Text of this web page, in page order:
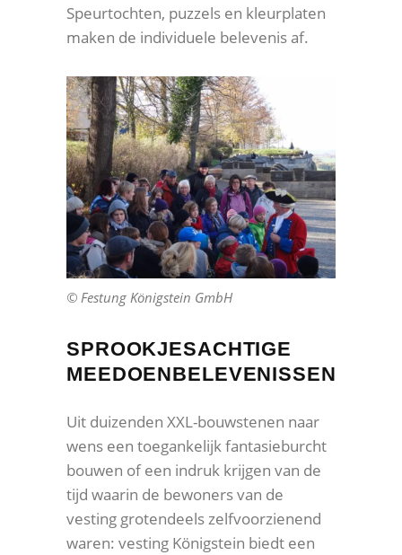
Speurtochten, puzzels en kleurplaten
maken de individuele belevenis af.
© Festung Königstein GmbH
SPROOKJESACHTIGE
MEEDOENBELEVENISSEN
Uit duizenden XXL-bouwstenen naar
wens een toegankelijk fantasieburcht
bouwen of een indruk krijgen van de
tijd waarin de bewoners van de
vesting grotendeels zelfvoorzienend
waren: vesting Königstein biedt een